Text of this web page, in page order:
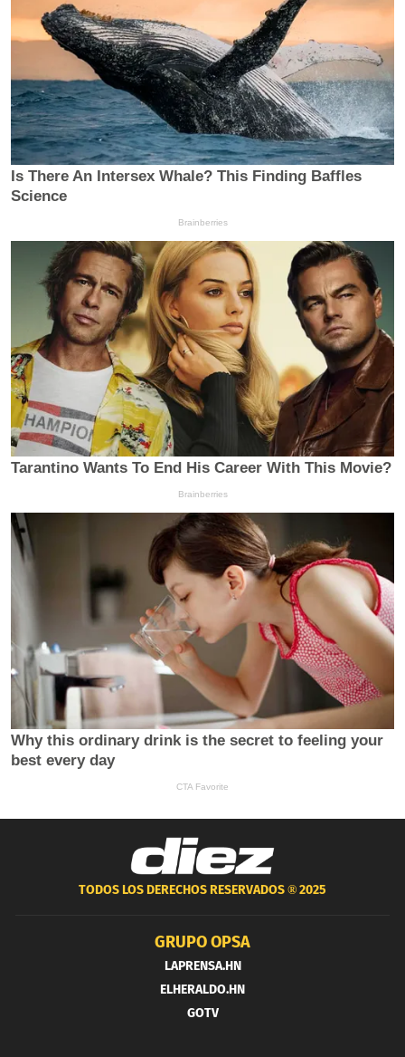
TODOS LOS DERECHOS RESERVADOS ®2025
GRUPO OPSA
LAPRENSA.HN
ELHERALDO.HN
GOTV